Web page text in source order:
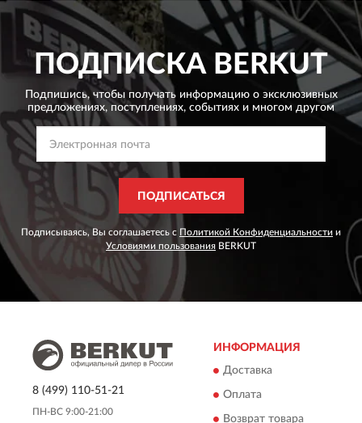
ПОДПИСКА BERKUT
Подпишись, чтобы получать информацию о эксклюзивных
предложениях, поступлениях, событиях и многом другом
ПОДПИСАТЬСЯ
Подписываясь, Вы соглашаетесь с Политикой Конфиденциальности и
Условиями пользования BERKUT
8 (499) 110-51-21
ПН-ВС 9:00-21:00
ИНФОРМАЦИЯ
Доставка
Оплата
Возврат товара